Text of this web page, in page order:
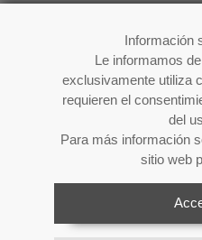
Información
Le informamos
exclusivamente utiliza
requieren el
del
Para más información
sitio web
Si no es usuario
siguiente enlace: